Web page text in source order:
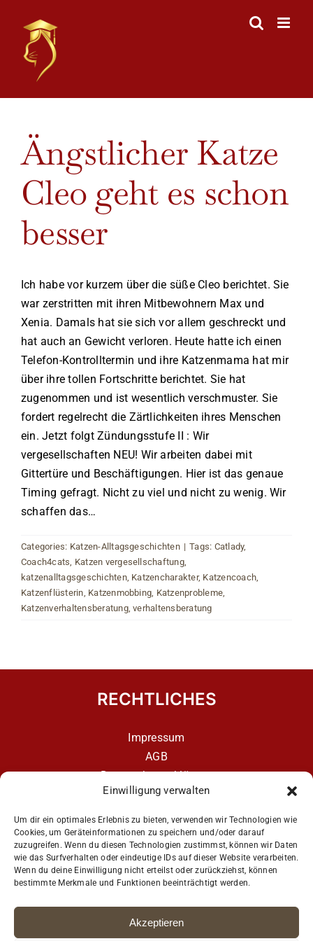
Einwilligung verwalten
Um dir ein optimales Erlebnis zu bieten, verwenden wir Technologien wie
Cookies, um Geräteinformationen zu speichern und/oder darauf
zuzugreifen. Wenn du diesen Technologien zustimmst, können wir Daten
wie das Surfverhalten oder eindeutige IDs auf dieser Website verarbeiten.
Wenn du deine Einwilligung nicht erteilst oder zurückziehst, können
bestimmte Merkmale und Funktionen beeinträchtigt werden.
Akzeptieren
content
Larger
Image
Ängstlicher Katze
Cleo geht es schon
besser
Ich habe vor kurzem über die süße Cleo berichtet. Sie
war zerstritten mit ihren Mitbewohnern Max und
Xenia. Damals hat sie sich vor allem geschreckt und
hat auch an Gewicht verloren. Heute hatte ich einen
Telefon-Kontrolltermin und ihre Katzenmama hat mir
über ihre tollen Fortschritte berichtet. Sie hat
zugenommen und ist wesentlich verschmuster. Sie
fordert regelrecht die Zärtlichkeiten ihres Menschen
ein. Jetzt folgt Zündungsstufe II : Wir
vergesellschaften NEU! Wir arbeiten dabei mit
Gittertüre und Beschäftigungen. Hier ist das genaue
Timing gefragt. Nicht zu viel und nicht zu wenig. Wir
schaffen das…
Categories: Katzen-Alltagsgeschichten | Tags: Catlady,
Coach4cats, Katzen vergesellschaftung,
katzenalltagsgeschichten, Katzencharakter, Katzencoach,
Katzenflüsterin, Katzenmobbing, Katzenprobleme,
Katzenverhaltensberatung,verhaltensberatung
RECHTLICHES
Impressum
AGB
Datenschutzerklärung
Datenschutzerklärung – aCATemy Katzentraining
App
Get Social